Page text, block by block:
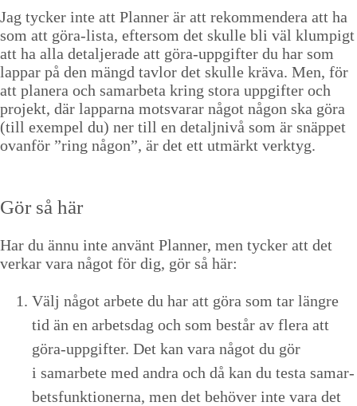
Jag tyck­er inte att Plan­ner är att rek­om­mendera att ha
som att göra-lista, efter­som det skulle bli väl klumpigt
att ha alla detal­jer­ade att göra-uppgifter du har som
lap­par på den mängd tavlor det skulle krä­va. Men, för
att plan­era och samar­be­ta kring sto­ra uppgifter och
pro­jekt, där lap­par­na motsvarar något någon ska göra
(till exem­pel du) ner till en detaljnivå som är snäp­pet
ovan­för ”ring någon”, är det ett utmärkt verktyg.
Gör så här
Har du ännu inte använt Plan­ner, men tyck­er att det
verkar vara något för dig, gör så här:
Välj något arbete du har att göra som tar län­gre
tid än en arbets­dag och som består av flera att
göra-uppgifter. Det kan vara något du gör
i samar­bete med andra och då kan du tes­ta samar­
bets­funk­tion­er­na, men det behöver inte vara det